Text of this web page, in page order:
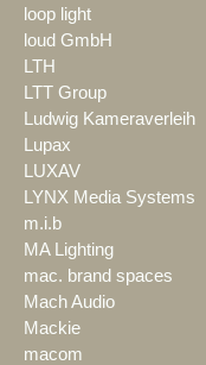
loop light
loud GmbH
LTH
LTT Group
Ludwig Kameraverleih
Lupax
LUXAV
LYNX Media Systems
m.i.b
MA Lighting
mac. brand spaces
Mach Audio
Mackie
macom